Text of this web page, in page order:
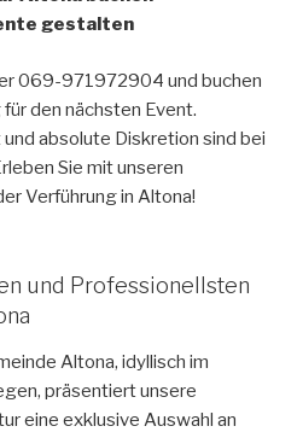
gestalten
069-971972904 und buchen
den nächsten Event.
absolute Diskretion sind bei
Sie mit unseren
Verführung in Altona!
und Professionellsten
Altona, idyllisch im
präsentiert unsere
eine exklusive Auswahl an